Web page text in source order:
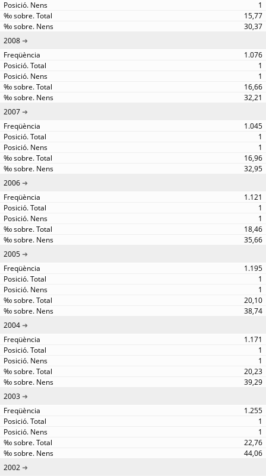
1
15,77
30,37
2008
1.076
1
1
16,66
32,21
2007
1.045
1
1
16,96
32,95
2006
1.121
1
1
18,46
35,66
2005
1.195
1
1
20,10
38,74
2004
1.171
1
1
20,23
39,29
2003
1.255
1
1
22,76
44,06
2002